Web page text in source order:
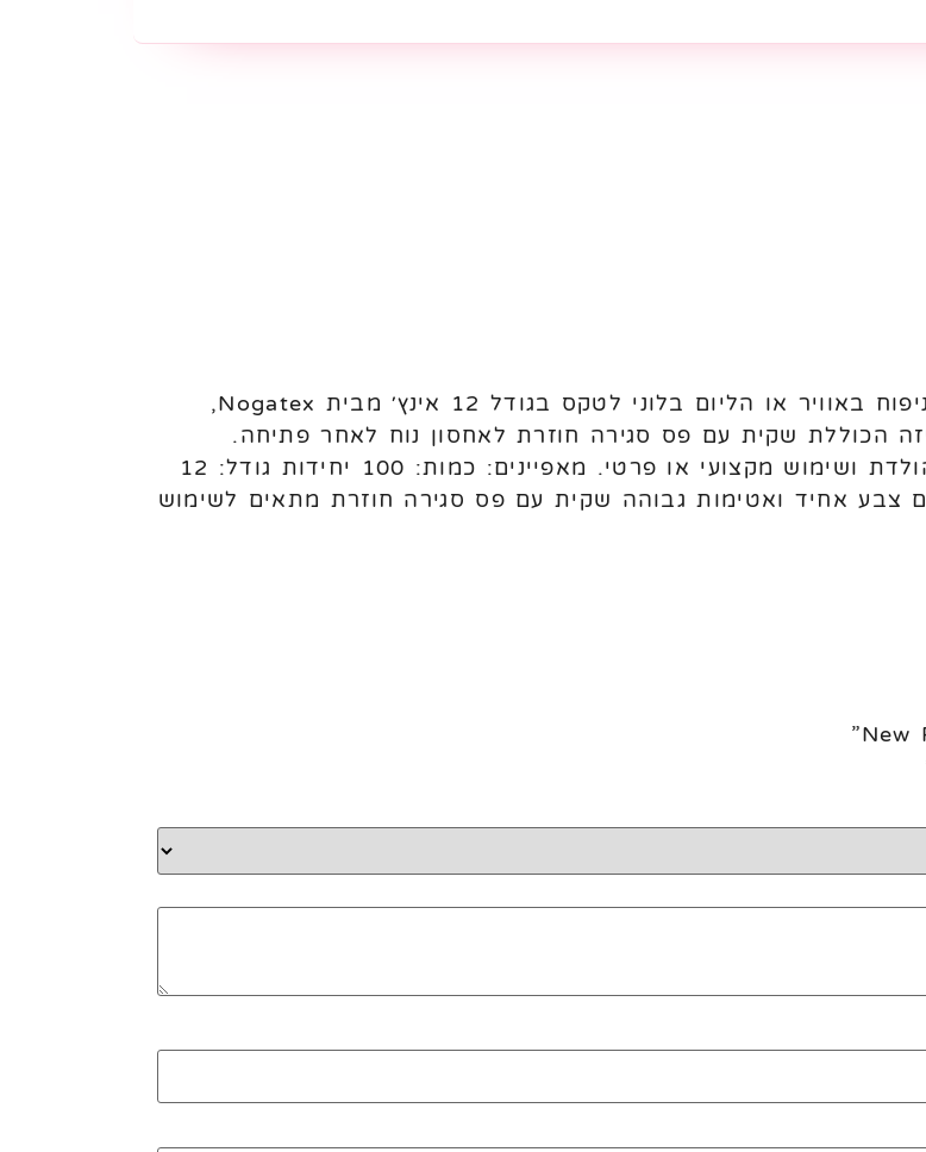
בלוני לטקס Nogatex 12 אינץ׳ – 100 יחידות לניפוח באוויר או הליום בלוני לטקס בגודל 12 אינץ׳ מבית Nogatex,
הכוללת שקית עם פס סגירה חוזרת לאחסון נוח לאחר פתיחה.
מתאימים לשימוש בעיצוב בלונים, אירועים, ימי הולדת ושימוש מקצועי או פרטי. מאפיינים: כמות: 100 יחידות גודל: 12
צבע אחיד ואטימות גבוהה שקית עם פס סגירה חוזרת מתאים לשימוש